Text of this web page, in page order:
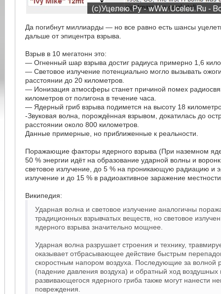
Да погибнут миллиарды — но все равно есть шансы
дальше от эпицентра взрыва.
Взрыв в 10 мегатонн это:
— Огненный шар взрыва достиг радиуса примерно 1,6
— Световое излучение потенциально могло вызывать
расстоянии до 20 километров.
— Ионизация атмосферы станет причиной помех
километров от полигона в течение часа.
— Ядерный гриб взрыва подимется на высоту 18
-Звуковая волна, порождённая взрывом, докатилась до
расстоянии около 800 километров.
Данные примерные, но приближенные к реальности.
Поражающие факторы ядерного взрыва (При наземном
50 % энергии идёт на образование ударной волны и
световое излучение, до 5 % на проникающую радиацию и
излучение и до 15 % в радиоактивное заражение
Википедия:
Ударная волна и световое излучение аналогичны
традиционных взрывчатых веществ, но световое
ядерного взрыва значительно мощнее.
Ударная волна разрушает строения и технику,
оказывает отбрасывающее действие быстрым
скоростным напором воздуха. Последующие за волной
(падение давления воздуха) и обратный ход воздушных
развивающегося ядерного гриба также могут нанести
повреждения.